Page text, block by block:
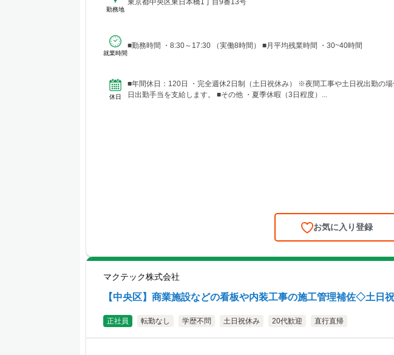
勤務地
東京都中央区東日本橋1丁目9番13号
就業時間
■勤務時間 ・8:30～17:30 （実働8時間） ■月平均残業時間 ・30~40時間
休日
■年間休日：120日 ・完全週休2日制（土日祝休み） ※夜間工事や土日祝出勤の
日出勤手当を支給します。 ■その他 ・夏季休暇（3日程度）...
お気に入り登録
マクテック株式会社
【中央区】商業施設などの看板や内装工事の施工管理補佐◇土
正社員 転勤なし 学歴不問 土日祝休み 20代歓迎 直行直帰